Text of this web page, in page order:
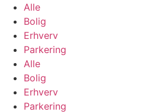
Alle
Bolig
Erhverv
Parkering
Alle
Bolig
Erhverv
Parkering